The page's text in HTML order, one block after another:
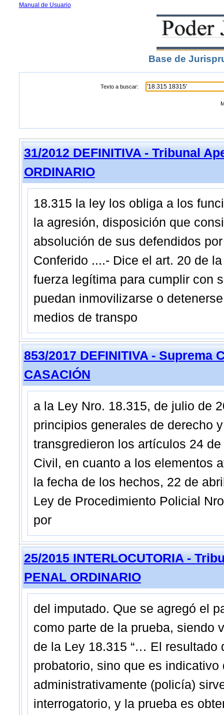
Manual de Usuario
Base de
Texto a buscar:
31/2012 DEFINITIVA - Tribunal
ORDINARIO
18.315 la ley los obliga a los
la agresión, disposición que
absolución de sus defendidos
Conferido ....- Dice el art. 20 de
fuerza legítima para cumplir con
puedan inmovilizarse o
medios de transpo
853/2017 DEFINITIVA - Suprema
CASACIÓN
a la Ley Nro. 18.315, de julio de
principios generales de derecho
transgredieron los artículos 24
Civil, en cuanto a los elementos
la fecha de los hechos, 22 de
Ley de Procedimiento Policial
por
25/2015 INTERLOCUTORIA -
PENAL ORDINARIO
del imputado. Que se agregó el
como parte de la prueba, siendo
de la Ley 18.315 “… El resultado
probatorio, sino que es
administrativamente (policía)
interrogatorio, y la prueba es